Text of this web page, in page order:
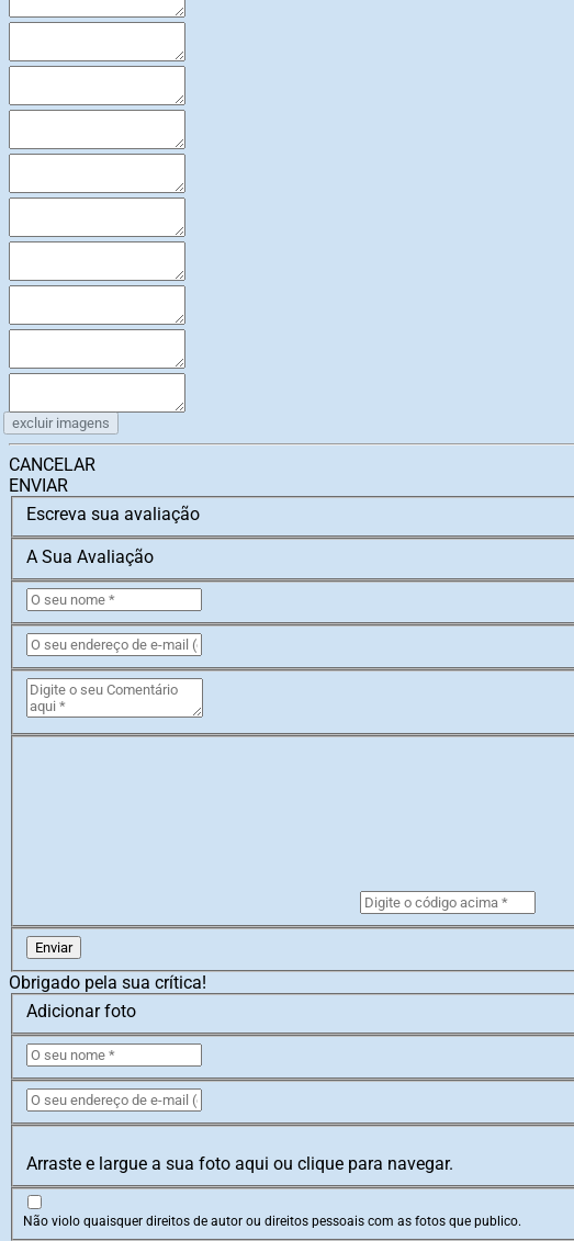
excluir imagens
CANCELAR
ENVIAR
Escreva sua avaliação
A Sua Avaliação
Enviar
Obrigado pela sua crítica!
Adicionar foto
Arraste e largue a sua foto aqui ou clique para navegar.
Não violo quaisquer direitos de autor ou direitos pessoais com as fotos que publico.